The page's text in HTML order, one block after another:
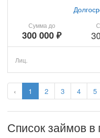
‹ 1 2 3 4 5
Сумма до
300 000 ₽ 30
Лиц.
Список займов в